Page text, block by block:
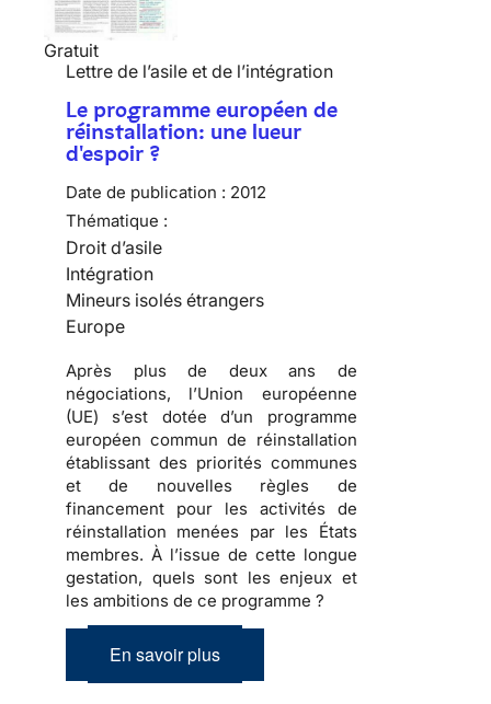
Gratuit
Lettre de l’asile et de l’intégration
Le programme européen de
réinstallation: une lueur
d'espoir ?
Date de publication : 2012
Thématique :
Droit d’asile
Intégration
Mineurs isolés étrangers
Europe
Après plus de deux ans de
négociations, l’Union européenne
(UE) s’est dotée d’un programme
européen commun de réinstallation
établissant des priorités communes
et de nouvelles règles de
financement pour les activités de
réinstallation menées par les États
membres. À l’issue de cette longue
gestation, quels sont les enjeux et
les ambitions de ce programme ?
En savoir plus